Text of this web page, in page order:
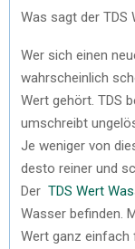
Was sagt der TDS
Wer sich einen
wahrscheinlich
Wert gehört. TDS
umschreibt
Je weniger von
desto reiner und
Der TDS Wert
Wasser befinden.
Wert ganz einfach